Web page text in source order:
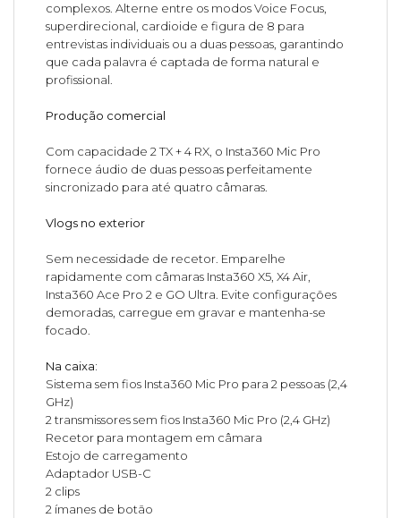
complexos. Alterne entre os modos Voice Focus,
superdirecional, cardioide e figura de 8 para
entrevistas individuais ou a duas pessoas, garantindo
que cada palavra é captada de forma natural e
profissional.
Produção comercial
Com capacidade 2 TX + 4 RX, o Insta360 Mic Pro
fornece áudio de duas pessoas perfeitamente
sincronizado para até quatro câmaras.
Vlogs no exterior
Sem necessidade de recetor. Emparelhe
rapidamente com câmaras Insta360 X5, X4 Air,
Insta360 Ace Pro 2 e GO Ultra. Evite configurações
demoradas, carregue em gravar e mantenha-se
focado.
Na caixa:
Sistema sem fios Insta360 Mic Pro para 2 pessoas (2,4
GHz)
2 transmissores sem fios Insta360 Mic Pro (2,4 GHz)
Recetor para montagem em câmara
Estojo de carregamento
Adaptador USB-C
2 clips
2 ímanes de botão